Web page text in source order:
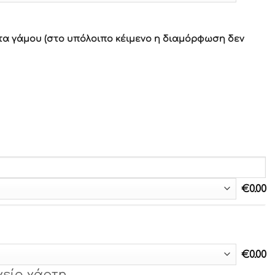
γάμου (στο υπόλοιπο κέιμενο η διαμόρφωση δεν
€0.00
€0.00